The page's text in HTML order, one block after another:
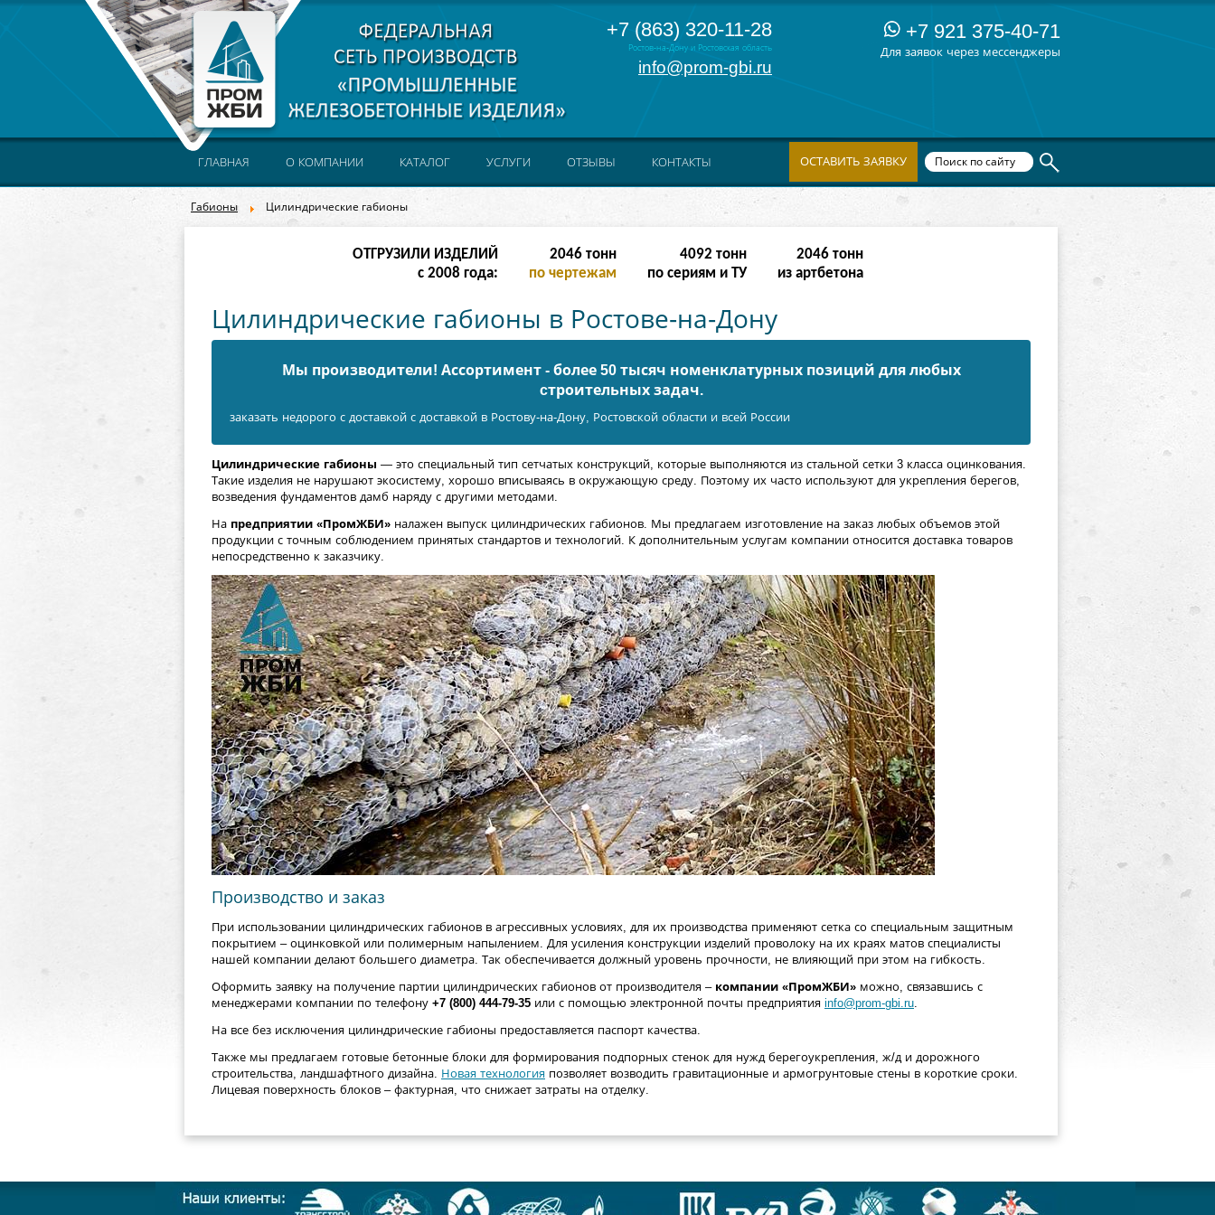
+7 (863) 320-11-28
Ростов-на-Дону и Ростовская область
info@prom-gbi.ru
+7 921 375-40-71
Для заявок через мессенджеры
Габионы Цилиндрические габионы
ГЛАВНАЯ О КОМПАНИИ КАТАЛОГ УСЛУГИ ОТЗЫВЫ КОНТАКТЫ ОСТАВИТЬ ЗАЯВКУ
ОТГРУЗИЛИ ИЗДЕЛИЙ
с 2008 года:
4094тонн
по чертежам
8188 тонн
по сериям и ТУ
4094тонн
из артбетона
Цилиндрические габионы в Ростове-на-Дону
Мы производители! Ассортимент - более 50 тысяч номенклатурных позиций для любых
cтроительных задач.
заказать недорого с доставкой с доставкой в Ростову-на-Дону, Ростовской области и всей России
Цилиндрические габионы — это специальный тип сетчатых конструкций, которые выполняются из стальной сетки 3 класса оцинкования.
Такие изделия не нарушают экосистему, хорошо вписываясь в окружающую среду. Поэтому их часто используют для укрепления берегов,
возведения фундаментов дамб наряду с другими методами.
На предприятии «ПромЖБИ» налажен выпуск цилиндрических габионов. Мы предлагаем изготовление на заказ любых объемов этой
продукции с точным соблюдением принятых стандартов и технологий. К дополнительным услугам компании относится доставка товаров
непосредственно к заказчику.
Производство и заказ
При использовании цилиндрических габионов в агрессивных условиях, для их производства применяют сетка со специальным защитным
покрытием – оцинковкой или полимерным напылением. Для усиления конструкции изделий проволоку на их краях матов специалисты
нашей компании делают большего диаметра. Так обеспечивается должный уровень прочности, не влияющий при этом на гибкость.
Оформить заявку на получение партии цилиндрических габионов от производителя – компании «ПромЖБИ» можно, связавшись с
менеджерами компании по телефону +7 (800) 444-79-35 или с помощью электронной почты предприятия info@prom-gbi.ru.
На все без исключения цилиндрические габионы предоставляется паспорт качества.
Также мы предлагаем готовые бетонные блоки для формирования подпорных стенок для нужд берегоукрепления, ж/д и дорожного
строительства, ландшафтного дизайна. Новая технология позволяет возводить гравитационные и армогрунтовые стены в короткие сроки.
Лицевая поверхность блоков – фактурная, что снижает затраты на отделку.